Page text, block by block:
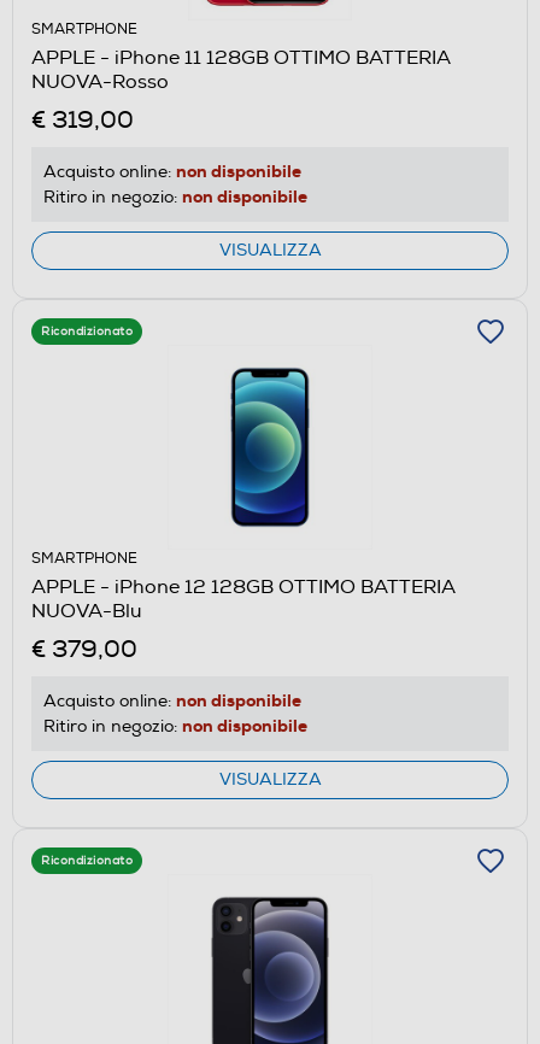
SMARTPHONE
APPLE - iPhone 11 128GB OTTIMO BATTERIA
NUOVA-Rosso
€ 319,00
Acquisto online: non disponibile
Ritiro in negozio: non disponibile
VISUALIZZA
Ricondizionato
SMARTPHONE
APPLE - iPhone 12 128GB OTTIMO BATTERIA
NUOVA-Blu
€ 379,00
Acquisto online: non disponibile
Ritiro in negozio: non disponibile
VISUALIZZA
Ricondizionato